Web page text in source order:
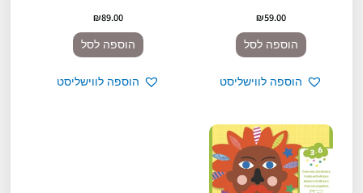
₪59.00
הוספה לסל
הוספה לווישליסט
₪89.00
הוספה לסל
הוספה לווישליסט